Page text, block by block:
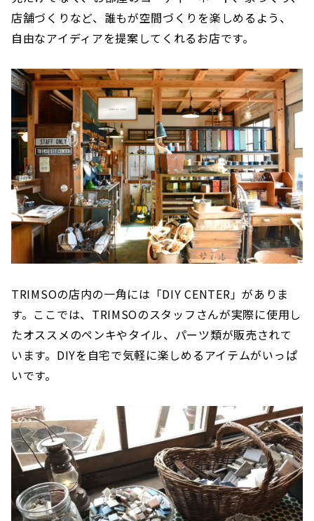
店舗づくりなど、誰もが空間づくりを楽しめるよう、
自由なアイディアを提案してくれるお店です。
TRIMSOの店内の一角には「DIY CENTER」がありま
す。ここでは、TRIMSOのスタッフさんが実際に使用し
たオススメのペンキやタイル、パーツ類が販売されて
います。DIYを自宅で気軽に楽しめるアイテムがいっぱ
いです。